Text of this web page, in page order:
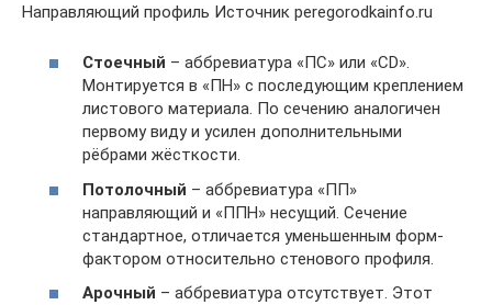
Направляющий профиль Источник peregorodkainfo.ru
Стоечный – аббревиатура «ПС» или «CD».
Монтируется в «ПН» с последующим креплением
листового материала. По сечению аналогичен
первому виду и усилен дополнительными
рёбрами жёсткости.
Потолочный – аббревиатура «ПП»
направляющий и «ППН» несущий. Сечение
стандартное, отличается уменьшенным форм-
фактором относительно стенового профиля.
Арочный – аббревиатура отсутствует. Этот